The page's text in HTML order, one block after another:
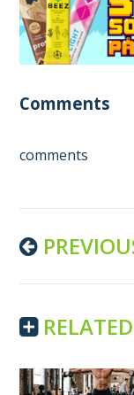
Comments
comments
Continue
Reading